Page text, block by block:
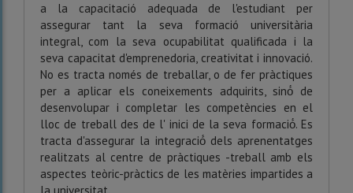
a la capacitació adequada de l'estudiant per
assegurar tant la seva formació universitària
integral, com la seva ocupabilitat qualificada i la
seva capacitat d'emprenedoria, creativitat i innovació.
No es tracta només de treballar, o de fer pràctiques
per a aplicar els coneixements adquirits, sinó́ de
desenvolupar i completar les competències en el
lloc de treball des de l' inici de la seva formació́. Es
tracta d'assegurar la integració́ dels aprenentatges
realitzats al centre de pràctiques -treball amb els
aspectes teòric-pràctics de les matèries impartides a